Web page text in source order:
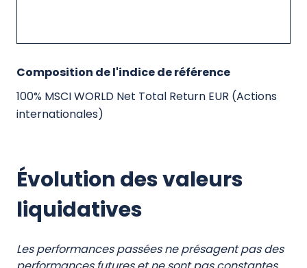
Composition de l'indice de référence
100% MSCI WORLD Net Total Return EUR (Actions
internationales)
Évolution des valeurs
liquidatives
Les performances passées ne présagent pas des